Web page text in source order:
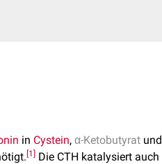
in Cystein, α-Ketobutyrat und
[1] Die CTH katalysiert auch